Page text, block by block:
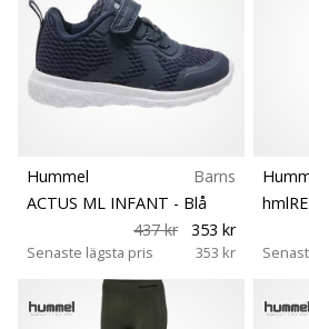
Hummel
Barns
ACTUS ML INFANT - Blå
437 kr
353 kr
Senaste lägsta pris 353 kr